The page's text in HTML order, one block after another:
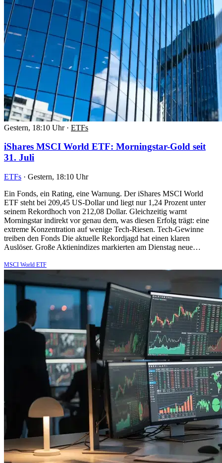
Gestern, 18:10 Uhr · ETFs
iShares MSCI World ETF: Morningstar-Gold seit
31. Juli
ETFs · Gestern, 18:10 Uhr
Ein Fonds, ein Rating, eine Warnung. Der iShares MSCI World
ETF steht bei 209,45 US-Dollar und liegt nur 1,24 Prozent unter
seinem Rekordhoch von 212,08 Dollar. Gleichzeitig warnt
Morningstar indirekt vor genau dem, was diesen Erfolg trägt: eine
extreme Konzentration auf wenige Tech-Riesen. Tech-Gewinne
treiben den Fonds Die aktuelle Rekordjagd hat einen klaren
Auslöser. Große Aktienindizes markierten am Dienstag neue…
MSCI World ETF